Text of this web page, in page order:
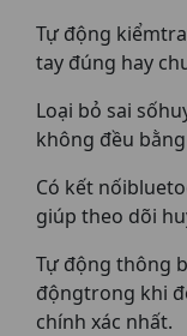
Tự động
tay đúng hay
Loại bỏ sai
không đều
Có kết
giúp theo dõi
Tự động thông
độngtrong khi
chính xác nhất.